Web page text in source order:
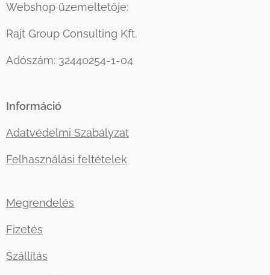
Webshop üzemeltetője:
Rajt Group Consulting Kft.
Adószám: 32440254-1-04
Információ
Adatvédelmi Szabályzat
Felhasználási feltételek
Megrendelés
Fizetés
Szállítás